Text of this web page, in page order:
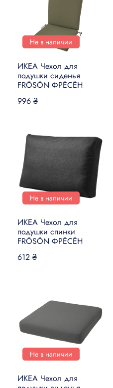
Не в наличии
ИКЕА Чехол для
подушки сиденья
FRÖSÖN ФРЁСЁН
996 ₴
Не в наличии
ИКЕА Чехол для
подушки спинки
FRÖSÖN ФРЁСЁН
612 ₴
Не в наличии
ИКЕА Чехол для